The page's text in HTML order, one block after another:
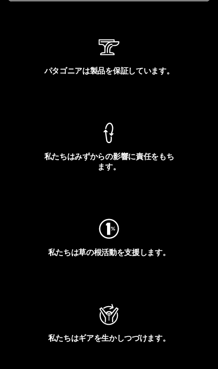
パタゴニアは製品を保証しています。
私たちはみずからの影響に責任をもち
ます。
私たちは草の根活動を支援します。
私たちはギアを生かしつづけます。